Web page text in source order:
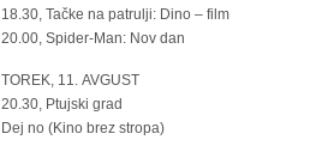
18.30, Tačke na patrulji: Dino – film
20.00, Spider-Man: Nov dan
TOREK, 11. AVGUST
20.30, Ptujski grad
Dej no (Kino brez stropa)